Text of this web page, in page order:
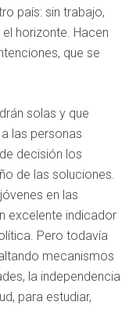
país: sin trabajo,
horizonte. Hacen
que se
solas y que
las personas
decisión los
de las soluciones.
en las
excelente indicador
Pero todavía
mecanismos
la independencia
para estudiar,